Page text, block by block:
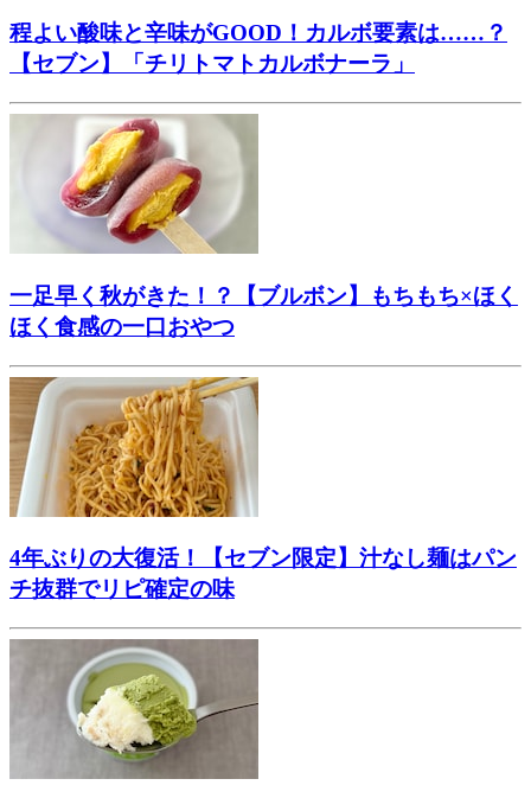
程よい酸味と辛味がGOOD！カルボ要素は……？
【セブン】「チリトマトカルボナーラ」
一足早く秋がきた！？【ブルボン】もちもち×ほく
ほく食感の一口おやつ
4年ぶりの大復活！【セブン限定】汁なし麺はパン
チ抜群でリピ確定の味